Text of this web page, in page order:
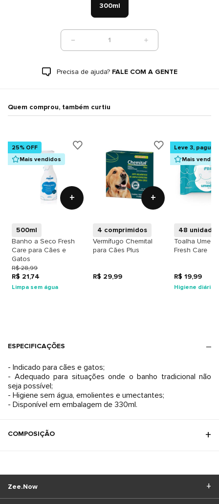
300ml
1
Precisa de ajuda? FALE COM A GENTE
Quem comprou, também curtiu
25% OFF
Mais vendidos
+
500ml
Banho a Seco Fresh
Care para Cães e
Gatos
R$ 28,99
R$ 21,74
Limpa sem água
+
4 comprimidos
Vermífugo Chemital
para Cães Plus
R$ 29,99
Leve 3, pague
Mais
48
Toalha
Fresh Care
R$ 19,99
Higiene diária
ESPECIFICAÇÕES
- Indicado para cães e gatos;
- Adequado para situações onde o banho tradicional não
seja possível;
- Higiene sem água, emolientes e umectantes;
- Disponível em embalagem de 330ml.
COMPOSIÇÃO
Zee.Now